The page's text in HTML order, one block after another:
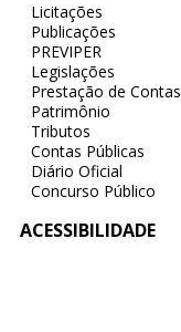
Licitações
Publicações
PREVIPER
Legislações
Prestação de Contas
Patrimônio
Tributos
Contas Públicas
Diário Oficial
Concurso Público
ACESSIBILIDADE